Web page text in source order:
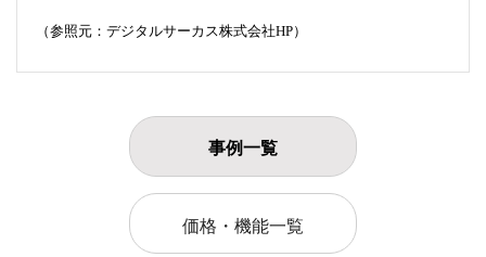
（参照元：デジタルサーカス株式会社HP）
事例一覧
価格・機能一覧